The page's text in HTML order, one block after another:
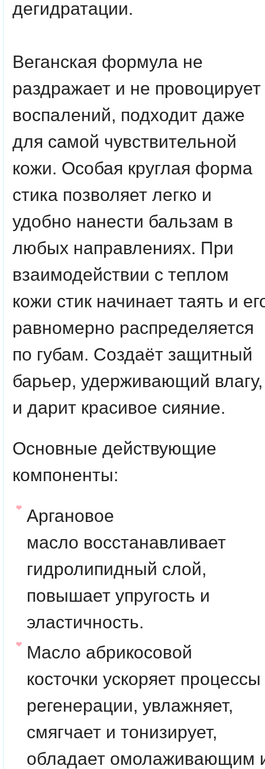
дегидратации.
Веганская формула не
раздражает и не провоцирует
воспалений, подходит даже
для самой чувствительной
кожи. Особая круглая форма
стика позволяет легко и
удобно нанести бальзам в
любых направлениях. При
взаимодействии с теплом
кожи стик начинает таять и
равномерно распределяется
по губам. Создаёт защитный
барьер, удерживающий влагу,
и дарит красивое сияние.
Основные действующие
компоненты:
Аргановое
масло восстанавливает
гидролипидный слой,
повышает упругость и
эластичность.
Масло абрикосовой
косточки ускоряет процессы
регенерации, увлажняет,
смягчает и тонизирует,
обладает омолаживающим